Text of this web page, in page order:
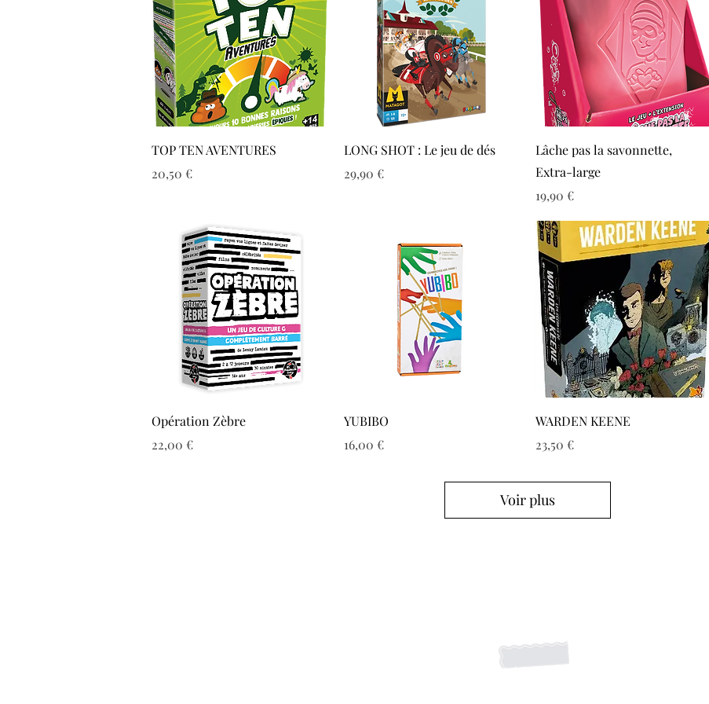
Aperçu rapide
TOP TEN AVENTURES
Prix
20,50 €
Aperçu rapide
LONG SHOT : Le jeu de dés
Prix
29,90 €
Aperçu rapide
Lâche pas la savonnette,
Extra-large
Prix
19,90 €
Aperçu rapide
Opération Zèbre
Prix
22,00 €
YUBIBO
Prix
16,00 €
Aperçu rapide
WARDEN KEENE
Prix
23,50 €
Voir plus
S'abonner